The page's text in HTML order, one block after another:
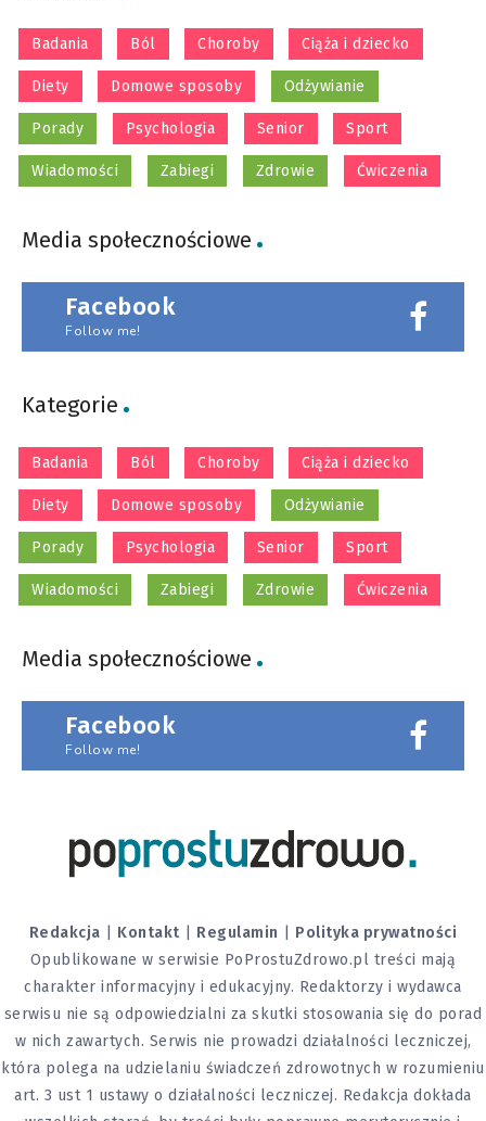
Badania Ból Choroby Ciąża i dziecko
Diety Domowe sposoby Odżywianie
Porady Psychologia Senior Sport
Wiadomości Zabiegi Zdrowie Ćwiczenia
Media społecznościowe
Facebook
Follow me!
Kategorie
Badania Ból Choroby Ciąża i dziecko
Diety Domowe sposoby Odżywianie
Porady Psychologia Senior Sport
Wiadomości Zabiegi Zdrowie Ćwiczenia
Media społecznościowe
Facebook
Follow me!
Redakcja Kontakt Regulamin
Polityka prywatności
Opublikowane w serwisie PoProstuZdrowo.pl treści mają
charakter informacyjny i edukacyjny. Redaktorzy i wydawca
serwisu nie są odpowiedzialni za skutki stosowania się do porad
w nich zawartych. Serwis nie prowadzi działalności leczniczej,
która polega na udzielaniu świadczeń zdrowotnych w rozumieniu
art. 3 ust 1 ustawy o działalności leczniczej. Redakcja dokłada